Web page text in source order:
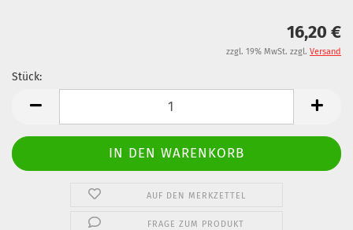
16,20 €
zzgl. 19% MwSt. zzgl. Versand
Stück:
AUF DEN MERKZETTEL
FRAGE ZUM PRODUKT